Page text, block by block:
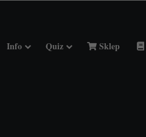
Info Quiz Sklep